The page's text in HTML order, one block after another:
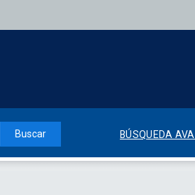
Buscar BÚSQUEDA